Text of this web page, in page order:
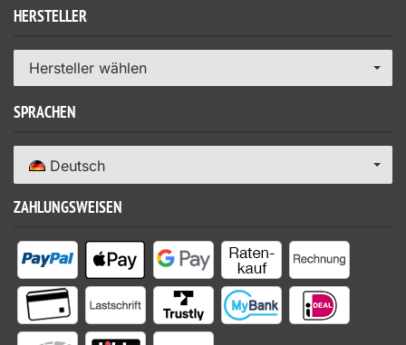
HERSTELLER
Hersteller wählen
SPRACHEN
Deutsch
ZAHLUNGSWEISEN